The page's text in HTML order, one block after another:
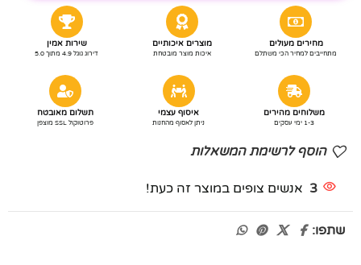
מחירים מעולים
מתחייבים למחיר הכי משתלם
מוצרים איכותיים
איכות מוצר מובטחת
שירות אמין
דירוג גוגל 4.9 מתוך 5.0
משלוחים מהירים
1-3 ימי עסקים
איסוף עצמי
ניתן לאסוף מהחנות
תשלום מאובטח
פרוטוקול SSL מוצפן
הוסף לרשימת המשאלות
3 אנשים צופים במוצר זה כעת!
שתפו: